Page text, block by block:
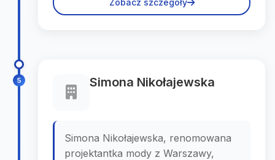
Zobacz szczegóły
5 Simona Nikołajewska
Simona Nikołajewska, renomowana
projektantka mody z Warszawy,